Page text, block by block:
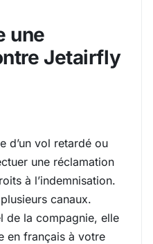
une
Jetairfly
d’un vol retardé ou
une réclamation
à l’indemnisation.
canaux.
de la compagnie, elle
en français à votre